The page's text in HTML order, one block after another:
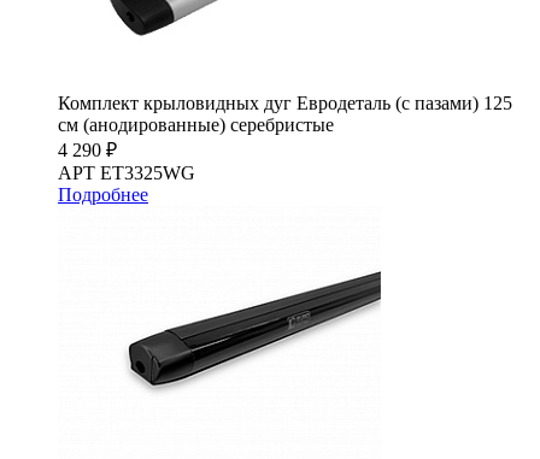
Комплект крыловидных дуг Евродеталь (с пазами) 125
см (анодированные) серебристые
4 290 ₽
АРТ ET3325WG
Подробнее